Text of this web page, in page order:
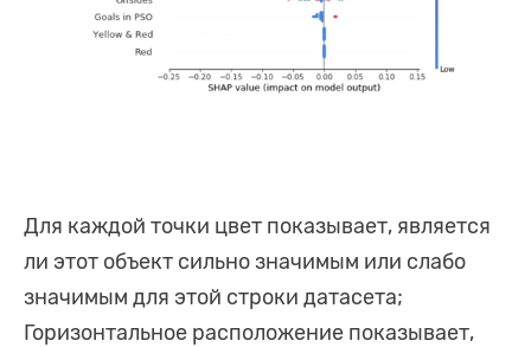
Для каждой точки цвет показывает, является
ли этот объект сильно значимым или слабо
значимым для этой строки датасета;
Горизонтальное расположение показывает,